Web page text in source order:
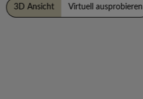
3D Ansicht Virtuell ausprobieren